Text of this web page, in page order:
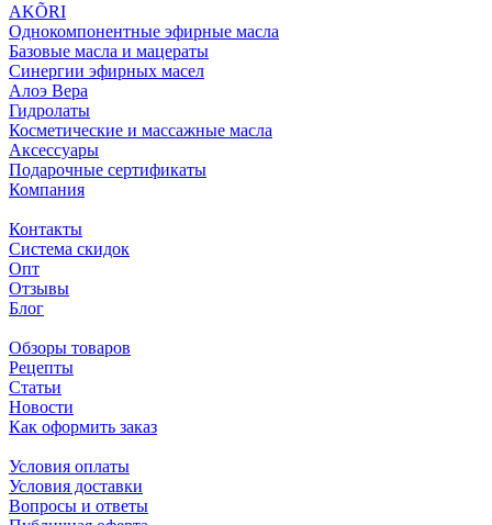
AKÕRI
Однокомпонентные эфирные масла
Базовые масла и мацераты
Синергии эфирных масел
Алоэ Вера
Гидролаты
Косметические и массажные масла
Аксессуары
Подарочные сертификаты
Компания
Контакты
Система скидок
Опт
Отзывы
Блог
Обзоры товаров
Рецепты
Статьи
Новости
Как оформить заказ
Условия оплаты
Условия доставки
Вопросы и ответы